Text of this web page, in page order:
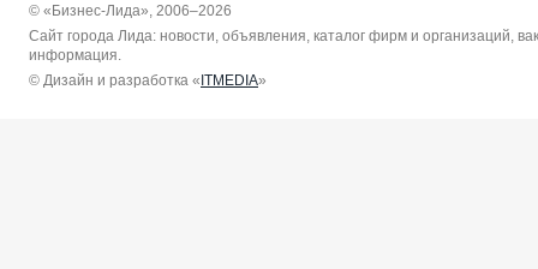
© «Бизнес-Лида», 2006–2026
Сайт города Лида: новости, объявления, каталог фирм и организаций,
информация.
© Дизайн и разработка « ITMEDIA»